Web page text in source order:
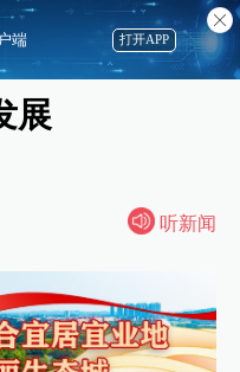
展
听新闻
端 打开APP